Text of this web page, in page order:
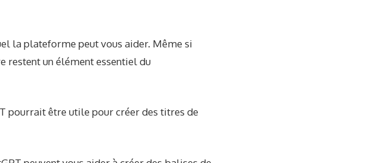
la plateforme peut vous aider. Même si
restent un élément essentiel du
pourrait être utile pour créer des titres de